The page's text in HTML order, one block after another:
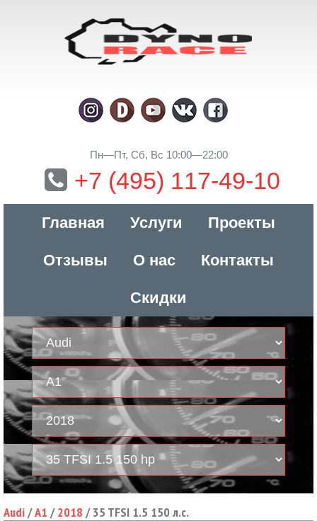
Пн—Пт, Сб, Вс 10:00—22:00
+7 (495) 117-49-10
Главная Услуги Проекты
Отзывы О нас Контакты
Скидки
Audi/A1 /2018 /35 TFSI 1.5 150 л.с.